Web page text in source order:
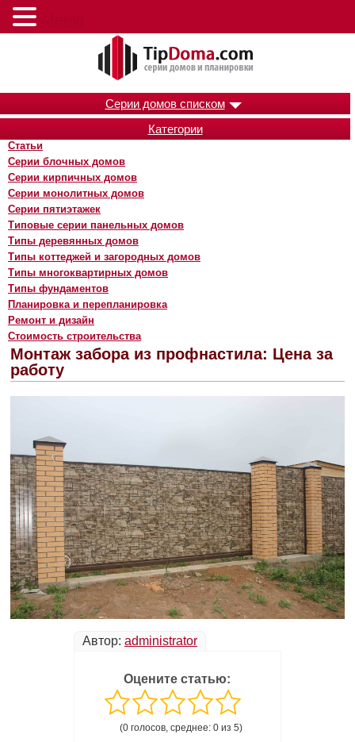
Серии домов списком
Категории
Статьи
Серии блочных домов
Серии кирпичных домов
Серии монолитных домов
Серии пятиэтажек
Типовые серии панельных домов
Типы деревянных домов
Типы коттеджей и загородных домов
Типы многоквартирных домов
Типы фундаментов
Планировка и перепланировка
Ремонт и дизайн
Стоимость строительства
Монтаж забора из профнастила: Цена за
работу
Автор: administrator
Оцените статью:
(0 голосов, среднее: 0 из 5)